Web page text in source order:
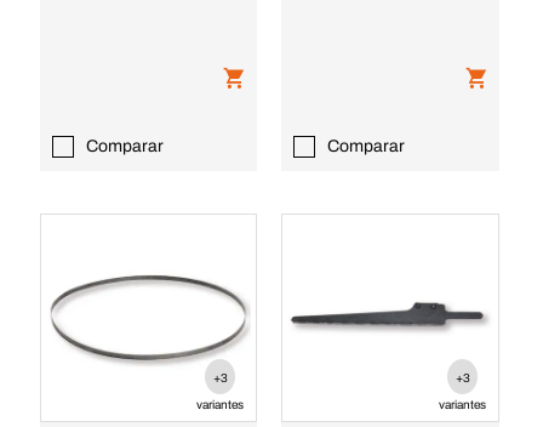
Comparar Comparar
+3
variantes
+3
variantes